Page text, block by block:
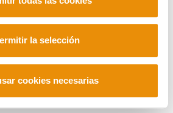
la selección
cookies necesarias